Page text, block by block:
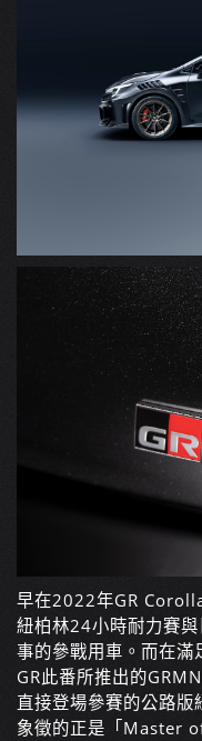
早在2022年GR
紐柏林24小時耐力賽
事的參戰用車。而在
GR此番所推出的
直接登場參賽的公路版
象徵的正是「Master